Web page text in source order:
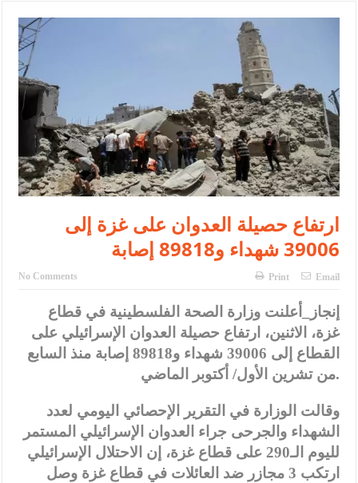
الأمن يتلف 16 مليون حبة كبتاجون و1480 كغم مواد مخدرة
النواب يقر مشروع تعديل قانون الملكية العقارية
القاضي يلتقي رؤساء تحرير الصحف اليومية ويؤكد حرص مجلس النواب
على شراكة فاعلة مع الإعلام
دعوة المكلفين بخدمة العلم (الدفعة الثالثة) إلى مراجعة منصة خدمة
الملك يلتقي مجموعة من رفاق السلاح
الملك يتلقى اتصالا هاتفيا من العاهل البحريني
القاضي محمود أحمد فريحات.. مبارك ومزيدا من التوفيق
ارتفاع حصيلة العدوان على غزة إلى
39006 شهداء و89818 إصابة
No Comments Print Email
إنجاز_أعلنت وزارة الصحة الفلسطينية في قطاع
غزة، الاثنين، ارتفاع حصيلة العدوان الإسرائيلي على
القطاع إلى 39006 شهداء و89818 إصابة منذ السابع
من تشرين الأول/ أكتوبر الماضي.
وقالت الوزارة في التقرير الإحصائي اليومي لعدد
الشهداء والجرحى جراء العدوان الإسرائيلي المستمر
لليوم الـ290 على قطاع غزة، إن الاحتلال الإسرائيلي
ارتكب 3 مجازر ضد العائلات في قطاع غزة وصل